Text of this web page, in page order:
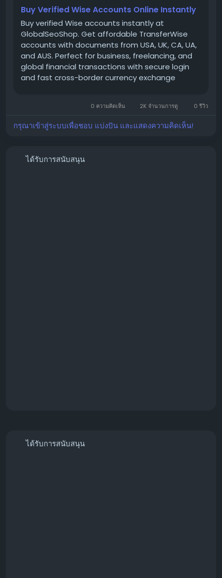
#DigitalBanking
#OnlinePaymentSolutions
https://globalseoshop.com/product/buy-verified-
wise-accounts/
📩 Need more info? Contact us anytime
📧 Email: Globalseoshop@gmail.com
💬 Skype: GlobalSeoShop
📨 Telegram: @GlobalSeoShop
Buy Verified Wise Accounts Online Instantly
Buy verified Wise accounts instantly at
GlobalSeoShop. Get affordable TransferWise
accounts with documents from USA, UK, CA, UA,
and AUS. Perfect for business, freelancing, and
global financial transactions with secure login
and fast cross-border currency exchange
0 ความคิดเห็น 2K จำนวนการดู 0 รีวิว
กรุณาเข้าสู่ระบบเพื่อชอบ แบ่งปัน และแสดงความคิดเห็น!
ได้รับการสนับสนุน
ได้รับการสนับสนุน